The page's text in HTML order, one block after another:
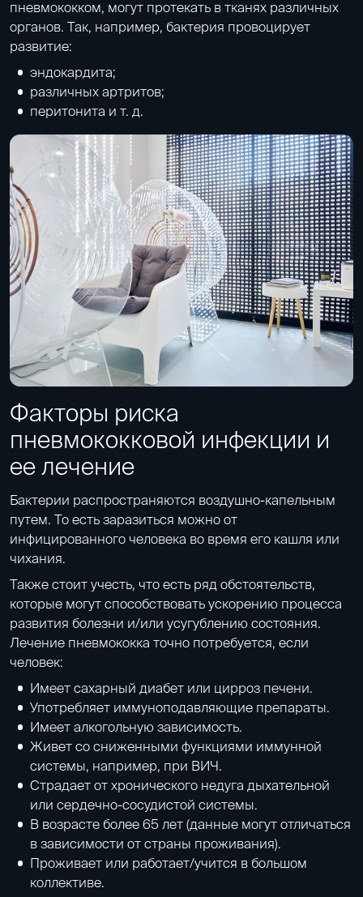
пневмококком, могут протекать в тканях различных
органов. Так, например, бактерия провоцирует
развитие:
эндокардита;
различныхартритов;
перитонита и т. д.
Факторы риска
пневмококковой инфекции и
ее лечение
Бактерии распространяются воздушно-капельным
путем. То есть заразиться можно от
инфицированного человека во время его кашля или
чихания.
Также стоит учесть, что есть ряд обстоятельств,
которые могут способствовать ускорению процесса
развития болезни и/или усугублению состояния.
Лечение пневмококка точно потребуется, если
человек:
Имеетсахарный диабет или цирроз печени.
Употребляет иммуноподавляющие препараты.
Имеет алкогольную зависимость.
Живет со сниженными функциями иммунной
системы, например, при ВИЧ.
Страдает от хронического недуга дыхательной
или сердечно-сосудистой системы.
В возрасте более 65 лет (данные могут отличаться
в зависимости от страны проживания).
Проживает или работает/учится в большом
коллективе.